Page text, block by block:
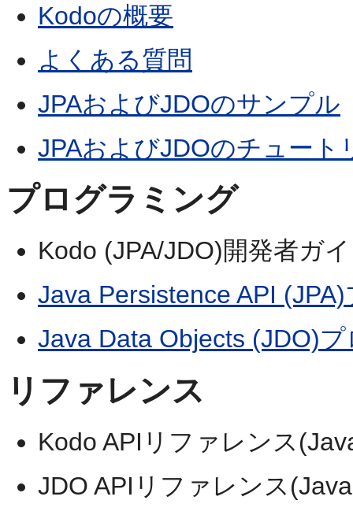
Kodoの概要
よくある質問
JPAおよびJDOのサンプル
JPAおよびJDOのチュート
プログラミング
Kodo (JPA/JDO)開発者ガ
Java Persistence API
Java Data Objects (JDO)
リファレンス
Kodo APIリファレンス
JDO APIリファレンス